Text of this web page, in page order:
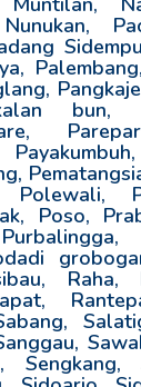
bun,
Polewali,
Poso,
Raha,
Sengkang,